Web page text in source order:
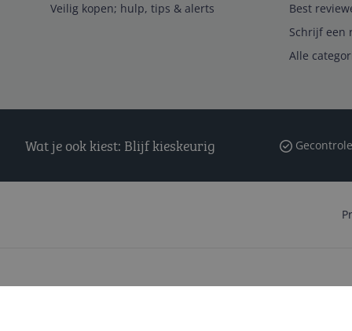
Veilig kopen; hulp, tips & alerts
Best
Schrijf een
Alle
Wat je ook kiest: Blijf kieskeurig